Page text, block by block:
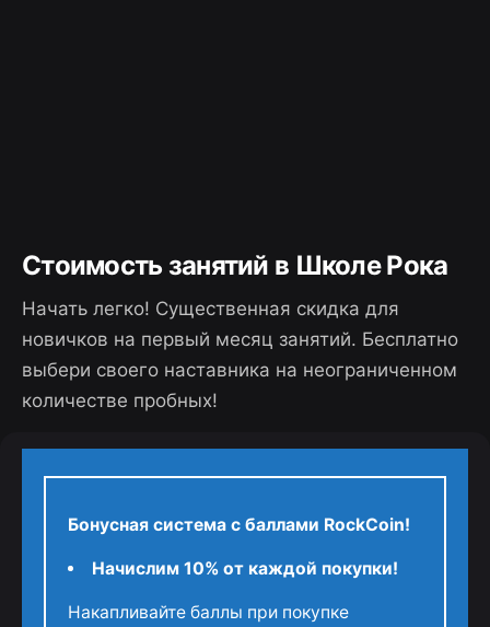
Стоимость занятий в Школе Рока
Начать легко! Существенная скидка для
новичков на первый месяц занятий. Бесплатно
выбери своего наставника на неограниченном
количестве пробных!
Бонусная система с баллами RockCoin!
Начислим 10% от каждой покупки!
Накапливайте баллы при покупке